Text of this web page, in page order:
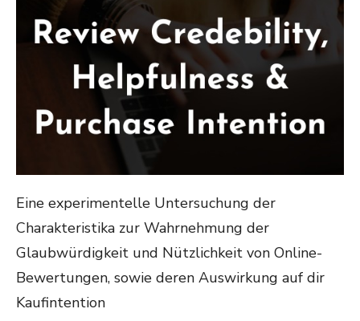
Eine experimentelle Untersuchung der
Charakteristika zur Wahrnehmung der
Glaubwürdigkeit und Nützlichkeit von Online-
Bewertungen, sowie deren Auswirkung auf dir
Kaufintention